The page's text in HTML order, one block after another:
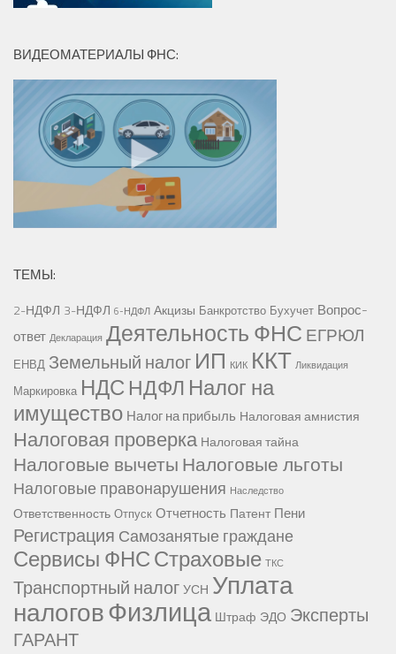
ВИДЕОМАТЕРИАЛЫ ФНС:
ТЕМЫ:
2-НДФЛ 3-НДФЛ 6-НДФЛ Акцизы Банкротство Бухучет Вопрос-
ответ Декларация Деятельность ФНС ЕГРЮЛ
ЕНВД Земельный налог ИП КИК ККТ Ликвидация
Маркировка НДС НДФЛ Налог на
имущество Налог на прибыль Налоговая амнистия
Налоговая проверка Налоговая тайна
Налоговые вычетыНалоговые льготы
Налоговые правонарушения Наследство
Ответственность Отпуск Отчетность Патент Пени
Регистрация Самозанятые граждане
Сервисы ФНССтраховые ТКС
Транспортный налогУСН Уплата
налоговФизлица Штраф ЭДО Эксперты
ГАРАНТ